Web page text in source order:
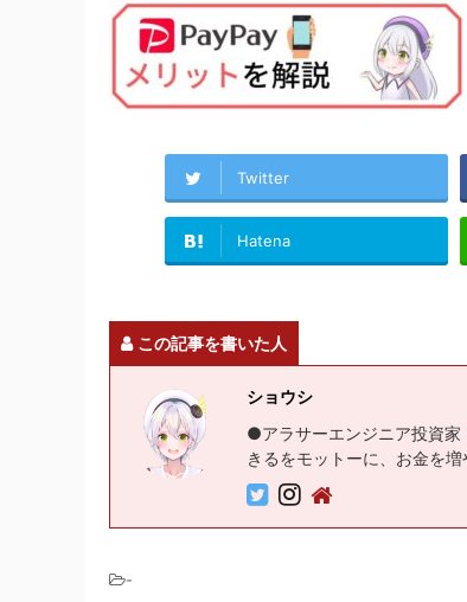
Twitter
Hatena
この記事を書いた人
ショウシ
●アラサーエンジニア投資
きるをモットーに、お金を
-